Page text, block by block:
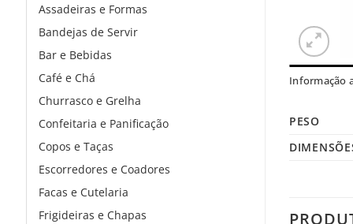
Assadeiras e Formas
Bandejas de Servir
Bar e Bebidas
Café e Chá
Churrasco e Grelha
Confeitaria e Panificação
Copos e Taças
Escorredores e Coadores
Facas e Cutelaria
Frigideiras e Chapas
Informação
PESO